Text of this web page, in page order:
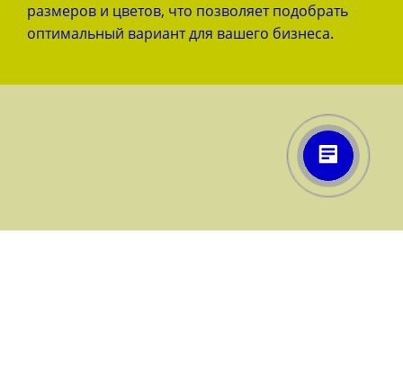
размеров и цветов, что позволяет подобрать
оптимальный вариант для вашего бизнеса.